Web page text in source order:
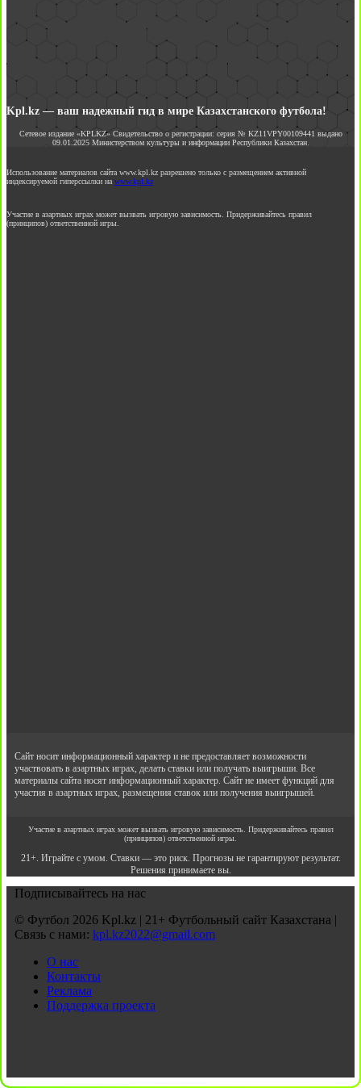
Kpl.kz — ваш надежный гид в мире Казахстанского футбола!
Сетевое издание «KPLKZ» Свидетельство о регистрации: серия № KZ11VPY00109441 выдано
09.01.2025 Министерством культуры и информации Республики Казахстан.
Использование материалов сайта www.kpl.kz разрешено только с размещением активной
индексируемой гиперссылки на www.kpl.kz
Участие в азартных играх может вызвать игровую зависимость. Придерживайтесь правил
(принципов) ответственной игры.
Сайт носит информационный характер и не предоставляет возможности
участвовать в азартных играх, делать ставки или получать выигрыши. Все
материалы сайта носят информационный характер. Сайт не имеет функций для
участия в азартных играх, размещения ставок или получения выигрышей.
Участие в азартных играх может вызвать игровую зависимость. Придерживайтесь правил
(принципов) ответственной игры.
21+. Играйте с умом. Ставки — это риск. Прогнозы не гарантируют результат.
Решения принимаете вы.
Подписывайтесь на нас
© Футбол 2026 Kpl.kz | 21+ Футбольный сайт Казахстана |
Связь с нами: kpl.kz2022@gmail.com
О нас
Контакты
Реклама
Поддержка проекта